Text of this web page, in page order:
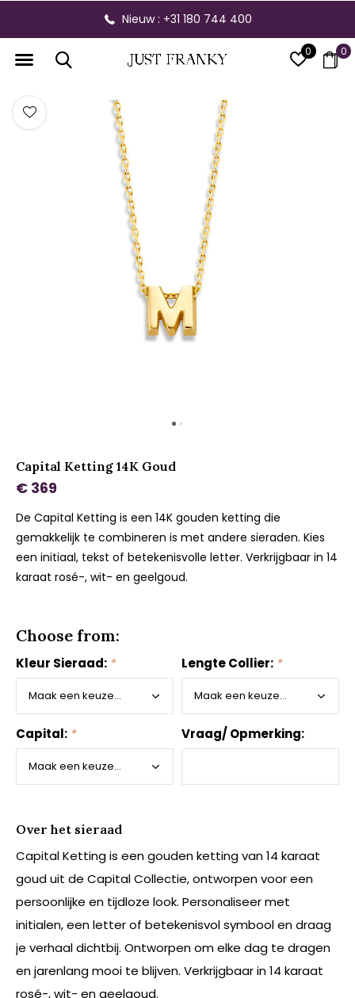
0 0
Nieuw : +31 180 744 400
Capital Ketting 14K Goud
€ 369
De Capital Ketting is een 14K gouden ketting die
gemakkelijk te combineren is met andere sieraden. Kies
een initiaal, tekst of betekenisvolle letter. Verkrijgbaar in 14
karaat rosé-, wit- en geelgoud.
Choose from:
Kleur Sieraad: * Lengte Collier: *
Capital: * Vraag/ Opmerking:
Over het sieraad
Capital Ketting is een gouden ketting van 14 karaat
goud uit de Capital Collectie, ontworpen voor een
persoonlijke en tijdloze look. Personaliseer met
initialen, een letter of betekenisvol symbool en draag
je verhaal dichtbij. Ontworpen om elke dag te dragen
en jarenlang mooi te blijven. Verkrijgbaar in 14 karaat
rosé-, wit- en geelgoud.